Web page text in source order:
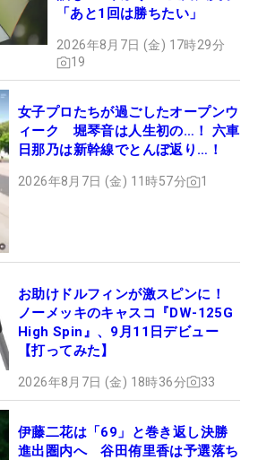
「あと1回は勝ちたい」
2026年8月7日 (金) 17時29分
19
女子プロたちが過ごしたオープンウ
ィーク 堀琴音は人生初の…！ 六車
日那乃は新幹線でとんぼ返り…！
2026年8月7日 (金) 11時57分 1
お助けドルフィンが激スピンに！
ノーメッキのキャスコ『DW-125G
High Spin』、9月11日デビュー
【打ってみた】
2026年8月7日 (金) 18時36分 33
伊藤二花は「69」と巻き返し決勝
進出圏内へ 谷田侑里香は予選落ち